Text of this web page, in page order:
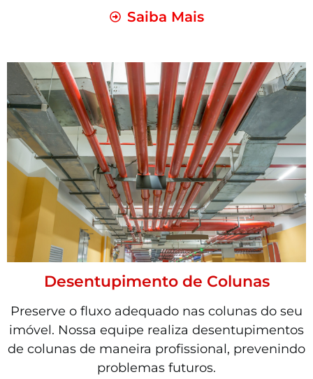
Saiba Mais
Desentupimento de Colunas
Preserve o fluxo adequado nas colunas do seu
imóvel. Nossa equipe realiza desentupimentos
de colunas de maneira profissional, prevenindo
problemas futuros.